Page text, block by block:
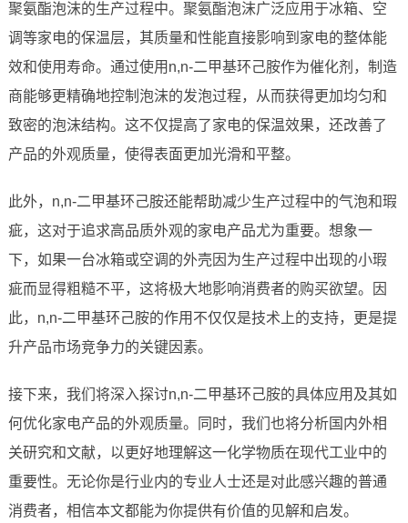
聚氨酯泡沫的生产过程中。聚氨酯泡沫广泛应用于冰箱、空
调等家电的保温层，其质量和性能直接影响到家电的整体能
效和使用寿命。通过使用n,n-二甲基环己胺作为催化剂，制造
商能够更精确地控制泡沫的发泡过程，从而获得更加均匀和
致密的泡沫结构。这不仅提高了家电的保温效果，还改善了
产品的外观质量，使得表面更加光滑和平整。
此外，n,n-二甲基环己胺还能帮助减少生产过程中的气泡和瑕
疵，这对于追求高品质外观的家电产品尤为重要。想象一
下，如果一台冰箱或空调的外壳因为生产过程中出现的小瑕
疵而显得粗糙不平，这将极大地影响消费者的购买欲望。因
此，n,n-二甲基环己胺的作用不仅仅是技术上的支持，更是提
升产品市场竞争力的关键因素。
接下来，我们将深入探讨n,n-二甲基环己胺的具体应用及其如
何优化家电产品的外观质量。同时，我们也将分析国内外相
关研究和文献，以更好地理解这一化学物质在现代工业中的
重要性。无论你是行业内的专业人士还是对此感兴趣的普通
消费者，相信本文都能为你提供有价值的见解和启发。